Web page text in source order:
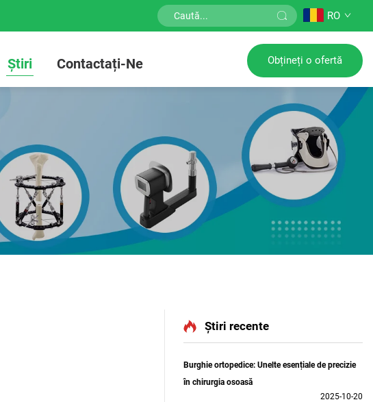
RO
Știri Contactați-Ne Obțineți o ofertă
Știri recente
Burghie ortopedice: Unelte esențiale de precizie
în chirurgia osoasă
2025-10-20